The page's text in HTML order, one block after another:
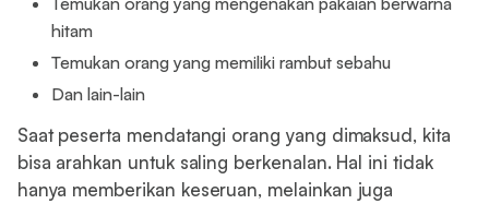
hitam
Temukan orang yang memiliki rambut sebahu
Dan lain-lain
Saat peserta mendatangi orang yang dimaksud, kita
bisa arahkan untuk saling berkenalan. Hal ini tidak
hanya memberikan keseruan, melainkan juga